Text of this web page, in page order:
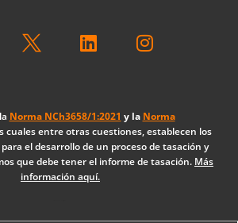
i
d
i
n
n
g
r
a
Norma NCh3658/1:2021 y la Norma
cuales entre otras cuestiones, establecen los
el desarrollo de un proceso de tasación y
que debe tener el informe de tasación. Más
información aquí.